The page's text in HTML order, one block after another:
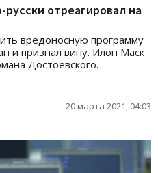
отреагировал на
вредоносную программу
и признал вину. Илон Маск
Достоевского.
20 марта 2021, 04:03